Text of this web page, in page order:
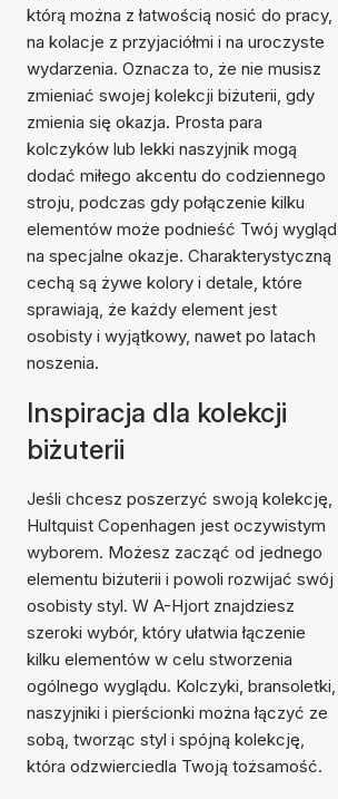
którą można z łatwością nosić do pracy,
na kolacje z przyjaciółmi i na uroczyste
wydarzenia. Oznacza to, że nie musisz
zmieniać swojej kolekcji biżuterii, gdy
zmienia się okazja. Prosta para
kolczyków lub lekki naszyjnik mogą
dodać miłego akcentu do codziennego
stroju, podczas gdy połączenie kilku
elementów może podnieść Twój wygląd
na specjalne okazje. Charakterystyczną
cechą są żywe kolory i detale, które
sprawiają, że każdy element jest
osobisty i wyjątkowy, nawet po latach
noszenia.
Inspiracja dla kolekcji
biżuterii
Jeśli chcesz poszerzyć swoją kolekcję,
Hultquist Copenhagen jest oczywistym
wyborem. Możesz zacząć od jednego
elementu biżuterii i powoli rozwijać swój
osobisty styl. W A-Hjort znajdziesz
szeroki wybór, który ułatwia łączenie
kilku elementów w celu stworzenia
ogólnego wyglądu. Kolczyki, bransoletki,
naszyjniki i pierścionki można łączyć ze
sobą, tworząc styl i spójną kolekcję,
która odzwierciedla Twoją tożsamość.